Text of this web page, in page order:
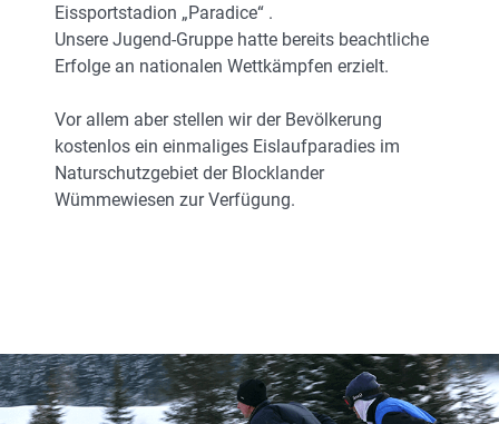
Eissportstadion „Paradice“ .
Unsere Jugend-Gruppe hatte bereits beachtliche
Erfolge an nationalen Wettkämpfen erzielt.
Vor allem aber stellen wir der Bevölkerung
kostenlos ein einmaliges Eislaufparadies im
Naturschutzgebiet der Blocklander
Wümmewiesen zur Verfügung.